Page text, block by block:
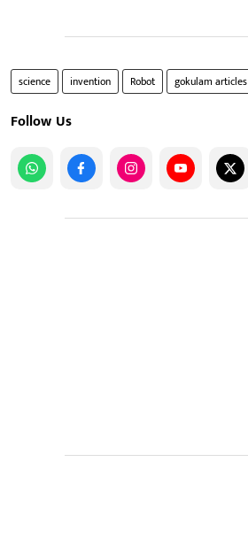
science invention Robot gokulam articles
Follow Us